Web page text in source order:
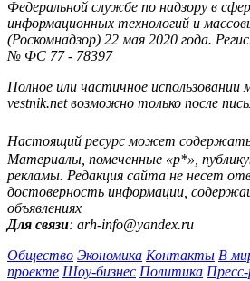
Федеральной службе по надзору в
информационных технологий и
(Роскомнадзор) 22 мая 2020 года.
№ ФС 77 - 78397
Полное или частичное использовании
vestnik.net возможно только после
Настоящий ресурс может
Материалы, помеченные «р*»,
рекламы. Редакция сайта не несет
достоверность информации,
объявлениях
Для связи: arh-info@yandex.ru
Общество Экономика Контакты В
проекте Шоу-бизнес Политика